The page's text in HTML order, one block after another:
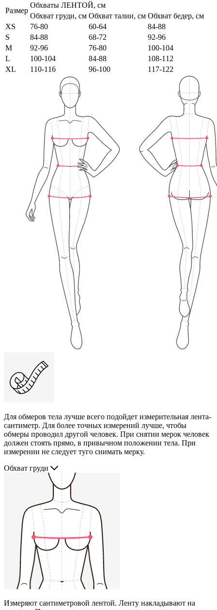
Размер
Обхваты ЛЕНТОЙ, см
Обхват груди, см Обхват талии, см Обхват бедер, см
XS
76-80 60-64
84-88
S
84-88 68-72
92-96
M
92-96 76-80
100-104
L
100-104 84-88
108-112
XL
110-116 96-100 117-122
Для обмеров тела лучше всего подойдет измерительная лента-
сантиметр. Для более точных измерений лучше, чтобы
обмеры проводил другой человек. При снятии мерок человек
должен стоять прямо, в привычном положении тела. При
измерении не следует туго снимать мерку.
Обхват груди
Измеряют сантиметровой лентой. Ленту накладывают на